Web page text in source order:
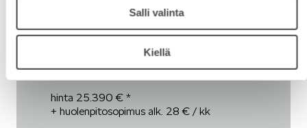
Salli valinta
Kiellä
ŠKODA KAMIQ CLEVER
110 hv DSG Autom.
hinta 25.390 € *
+ huolenpitosopimus alk. 28 € / kk